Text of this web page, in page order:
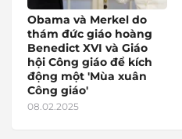
Obama và Merkel do
thám đức giáo hoàng
Benedict XVI và Giáo
hội Công giáo để kích
động một 'Mùa xuân
Công giáo'
08.02.2025